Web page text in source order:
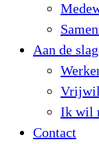
Aan de
Ik wil
Contact